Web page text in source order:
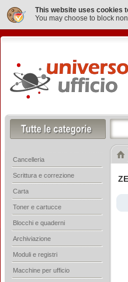
This website uses cookies
You may choose to block
Cancelleria
Scrittura e correzione
Carta
Toner e cartucce
Blocchi e quaderni
Archiviazione
Moduli e registri
Macchine per ufficio